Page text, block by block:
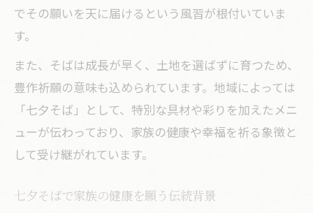
でその願いを天に届けるという風習が根付いていま
す。
また、そばは成長が早く、土地を選ばずに育つため、
豊作祈願の意味も込められています。地域によっては
「七夕そば」として、特別な具材や彩りを加えたメニ
ューが伝わっており、家族の健康や幸福を祈る象徴と
して受け継がれています。
七夕そばで家族の健康を願う伝統背景